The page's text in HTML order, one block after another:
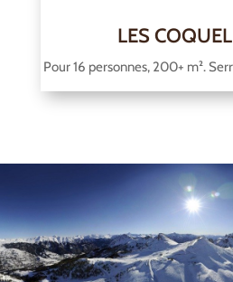
LES
Pour 16 personnes, 200+ m².